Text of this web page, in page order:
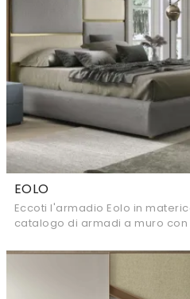
EOLO
Eccoti l'armadio Eolo in
catalogo di armadi a muro